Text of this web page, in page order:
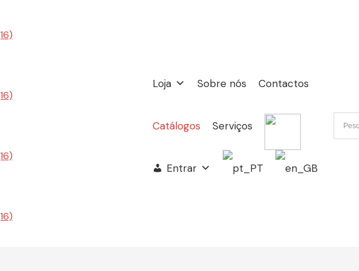
Loja Sobre nós Contactos
Catálogos Serviços
Entrar